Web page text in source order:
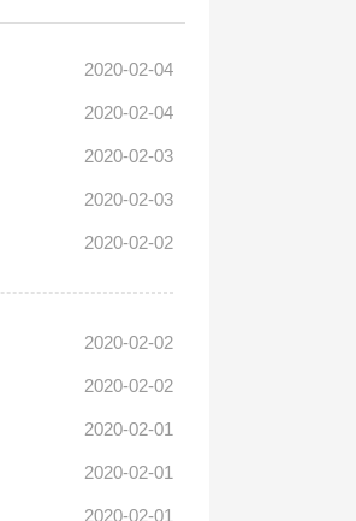
2020-02-04
2020-02-04
2020-02-03
2020-02-03
2020-02-02
2020-02-02
2020-02-02
2020-02-01
2020-02-01
2020-02-01